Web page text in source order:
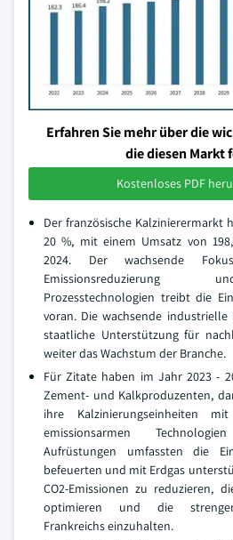
Erfahren Sie mehr über die
die diesen Markt
Kostenloses PDF
Der französische Kalzinierermarkt
20 %, mit einem Umsatz von
2024. Der wachsende
Emissionsreduzierung
Prozesstechnologien treibt die
voran. Die wachsende
staatliche Unterstützung für
weiter das Wachstum der Branche.
Für Zitate haben im Jahr 2023 -
Zement- und Kalkproduzenten,
ihre Kalzinierungseinheiten
emissionsarmen
Aufrüstungen umfassten die
befeuerten und mit Erdgas
CO2-Emissionen zu reduzieren,
optimieren und die
Frankreichs einzuhalten.